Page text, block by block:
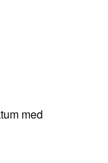
med